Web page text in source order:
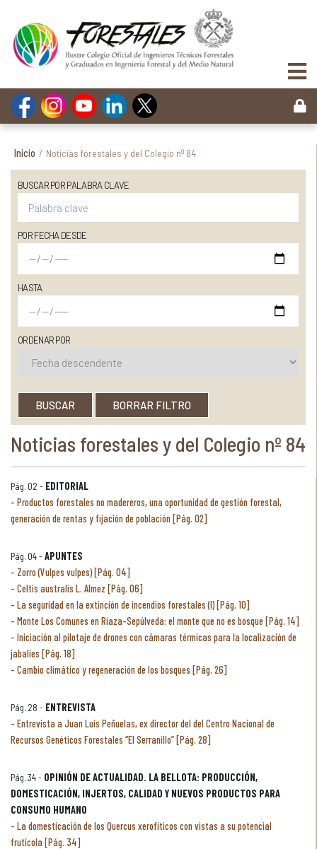
Inicio / Noticias forestales y del Colegio nº 84
BUSCAR POR PALABRA CLAVE
POR FECHA DESDE
HASTA
ORDENAR POR
BUSCAR BORRAR FILTRO
Noticias forestales y del Colegio nº 84
Pág. 02 - EDITORIAL
Productos forestales no madereros, una oportunidad de gestión forestal,
generación de rentas y fijación de población [Pág. 02]
Pág. 04 - APUNTES
Zorro (Vulpes vulpes) [Pág. 04]
Celtis australis L. Almez [Pág. 06]
La seguridad en la extinción de incendios forestales (I) [Pág. 10]
Monte Los Comunes en Riaza-Sepúlveda: el monte que no es bosque [Pág. 14]
Iniciación al pilotaje de drones con cámaras térmicas para la localización de
jabalíes [Pág. 18]
Cambio climático y regeneración de los bosques [Pág. 26]
Pág. 28 - ENTREVISTA
Entrevista a Juan Luis Peñuelas, ex director del del Centro Nacional de
Recursos Genéticos Forestales “El Serranillo” [Pág. 28]
Pág. 34 - OPINIÓN DE ACTUALIDAD. LA BELLOTA: PRODUCCIÓN,
DOMESTICACIÓN, INJERTOS, CALIDAD Y NUEVOS PRODUCTOS PARA
CONSUMO HUMANO
La domesticación de los Quercus xerofíticos con vistas a su potencial
frutícola [Pág. 34]